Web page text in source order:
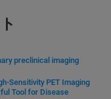
preclinical imaging
Sensitivity PET Imaging
Tool for Disease